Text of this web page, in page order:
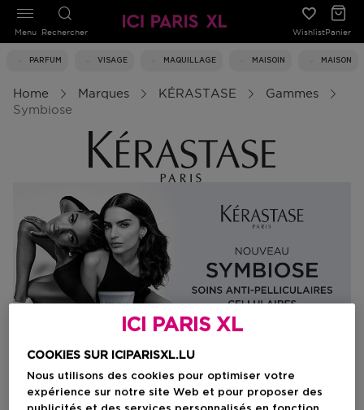
Rechercher WishlistPanier
PARFUM VISAGE MAQUILLAGE MAISOIN MAISON
Menu
Home Marques KÉRASTASE
Gammes
Symbiose
ICI PARIS XL
COOKIES SUR ICIPARISXL.LU
Nous utilisons des cookies pour optimiser votre
expérience sur notre site Web et pour proposer des